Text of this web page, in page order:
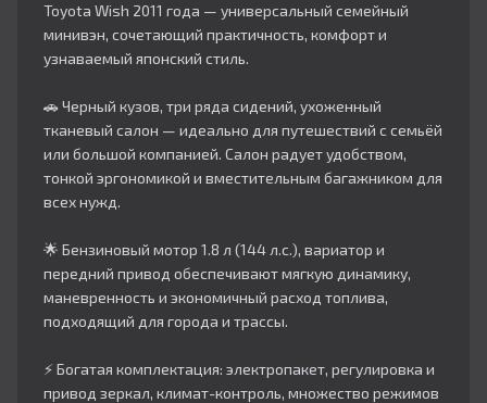
Toyota Wish 2011 года — универсальный семейный
минивэн, сочетающий практичность, комфорт и
узнаваемый японский стиль.
🚗 Черный кузов, три ряда сидений, ухоженный
тканевый салон — идеально для путешествий с семьёй
или большой компанией. Салон радует удобством,
тонкой эргономикой и вместительным багажником для
всех нужд.​
🌟 Бензиновый мотор 1.8 л (144 л.с.), вариатор и
передний привод обеспечивают мягкую динамику,
маневренность и экономичный расход топлива,
подходящий для города и трассы.​
⚡ Богатая комплектация: электропакет, регулировка и
привод зеркал, климат-контроль, множество режимов